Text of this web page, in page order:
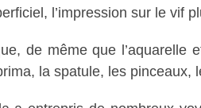
l’impression sur le vif
de même que l’aquarelle
la spatule, les pinceaux,